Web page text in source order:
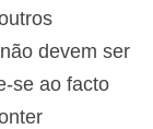
devem ser
se ao facto